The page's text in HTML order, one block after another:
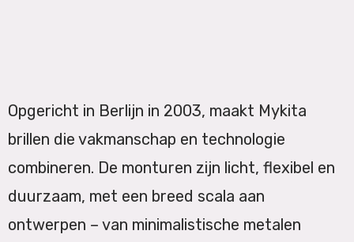
Opgericht in Berlijn in 2003, maakt Mykita
brillen die vakmanschap en technologie
combineren. De monturen zijn licht, flexibel en
duurzaam, met een breed scala aan
ontwerpen – van minimalistische metalen